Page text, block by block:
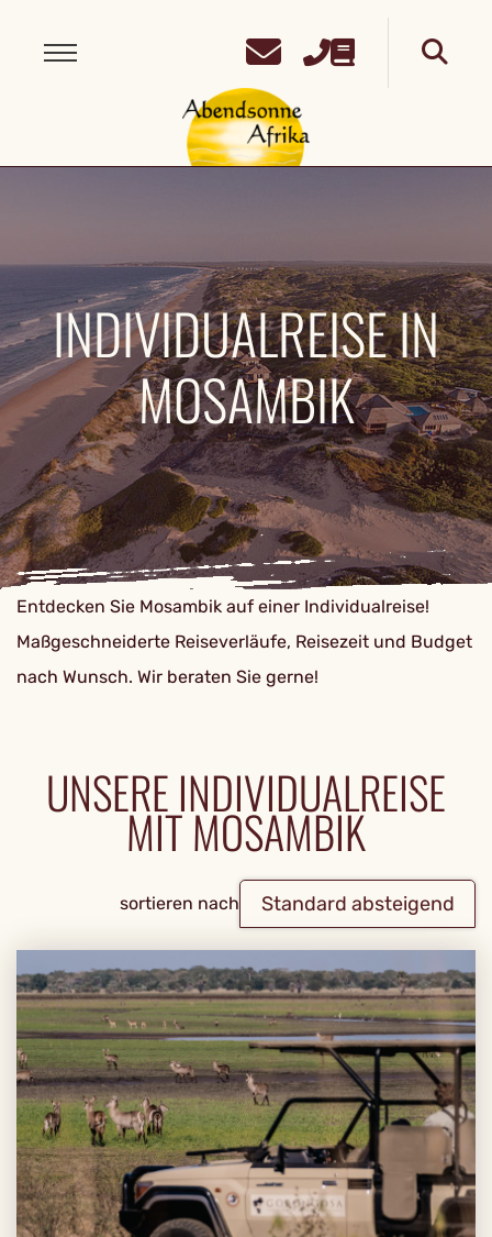
INDIVIDUALREISE IN
MOSAMBIK
Entdecken Sie Mosambik auf einer Individualreise!
Maßgeschneiderte Reiseverläufe, Reisezeit und Budget
nach Wunsch. Wir beraten Sie gerne!
UNSERE INDIVIDUALREISE
MIT MOSAMBIK
sortieren nach Standard absteigend